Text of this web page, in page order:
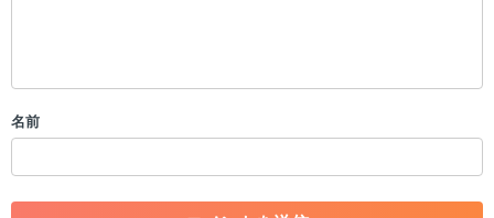
・一度削除された投稿を再び投稿すること
・アカウントの売買など金銭が絡む内容の投稿
・各ゲームのネタバレを含む内容の投稿
名前